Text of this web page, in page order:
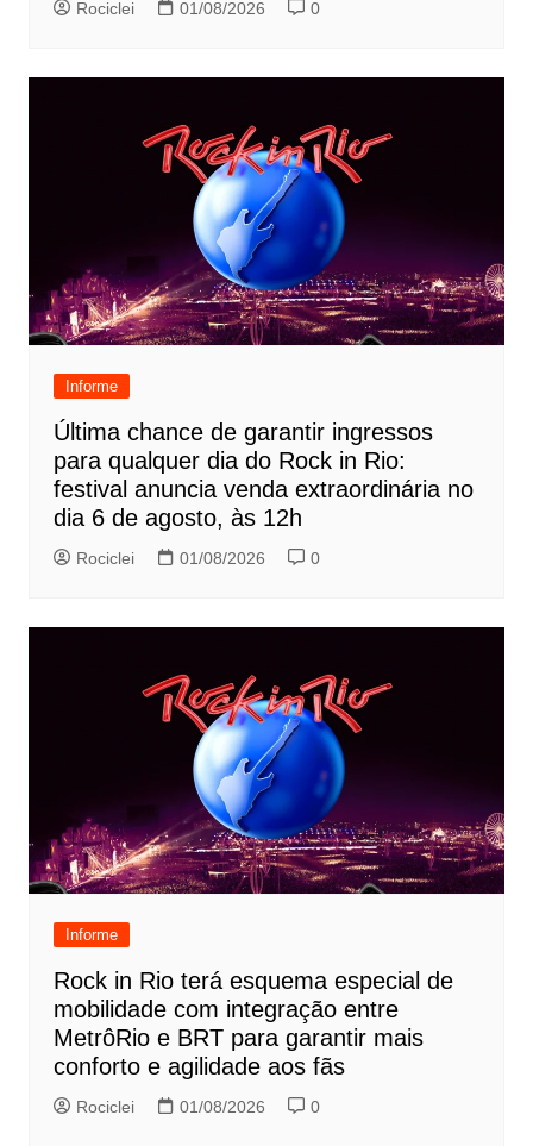
Rociclei 01/08/2026 0
Informe
Última chance de garantir ingressos
para qualquer dia do Rock in Rio:
festival anuncia venda extraordinária no
dia 6 de agosto, às 12h
Rociclei 01/08/2026 0
Informe
Rock in Rio terá esquema especial de
mobilidade com integração entre
MetrôRio e BRT para garantir mais
conforto e agilidade aos fãs
Rociclei 01/08/2026 0